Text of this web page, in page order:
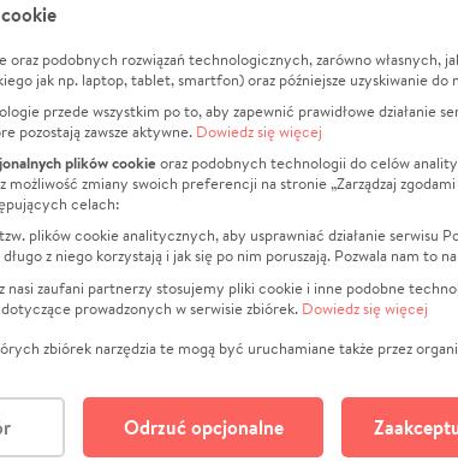
Informacje
Jak to działa?
Regulamin
Polityka Prywatności
Kontakt
Porównanie serwisów
Polityka plików cookie
Zarządzaj zgodami cookie
O nas
Opinie
Za
Dla
oraz podobnych rozwiązań technologicznych, zarówno
jak np. laptop, tablet, smartfon) oraz późniejsze uzyskiwanie do
przede wszystkim po to, aby zapewnić prawidłowe działanie
pozostają zawsze aktywne. Dowiedz się więcej
plików cookieoraz podobnych technologii do celów
zmiany swoich preferencji na stronie „Zarządzaj
celach:
plików cookie analitycznych, aby usprawniać działanie serwisu
z niego korzystają i jak się po nim poruszają. Pozwala nam to
nasi zaufani partnerzy stosujemy pliki cookie i inne podobne
dotyczące prowadzonych w serwisie zbiórek. Dowiedz się więcej
zbiórek narzędzia te mogą być uruchamiane także przez
Odrzuć opcjonalne